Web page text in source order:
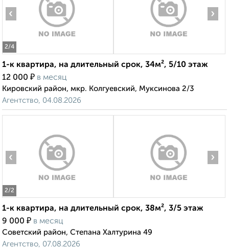
2/4
‹ ›
1-к квартира, на длительный срок, 34м², 5/10 этаж
12 000 ₽ в месяц
Кировский район, мкр. Колгуевский, Муксинова 2/3
Агентство, 04.08.2026
2/2
‹ ›
1-к квартира, на длительный срок, 38м², 3/5 этаж
9 000 ₽ в месяц
Советский район, Степана Халтурина 49
Агентство, 07.08.2026